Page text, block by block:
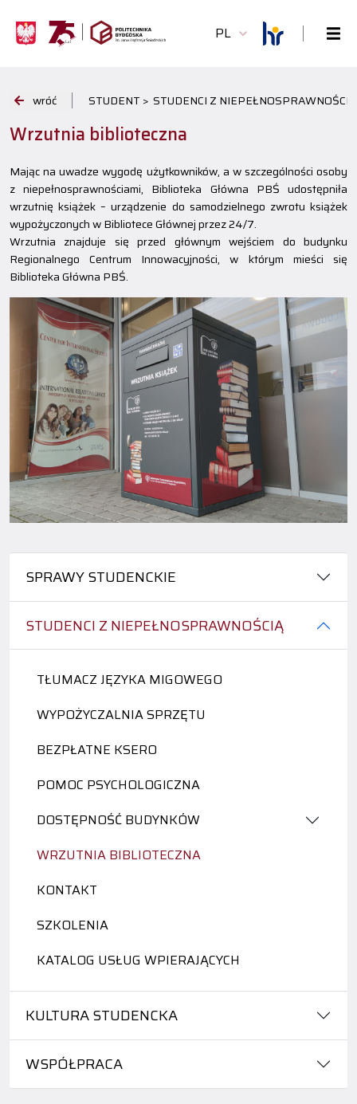
PL
wróć STUDENT > STUDENCI Z
SPRAWY STUDENCKIE
STUDENCI Z NIEPEŁNOSPRAWNOŚCIĄ
TŁUMACZ JĘZYKA MIGOWEGO
WYPOŻYCZALNIA SPRZĘTU
BEZPŁATNE KSERO
POMOC PSYCHOLOGICZNA
DOSTĘPNOŚĆ BUDYNKÓW
WRZUTNIA BIBLIOTECZNA
KONTAKT
SZKOLENIA
KATALOG USŁUG WPIERAJĄCYCH
KULTURA STUDENCKA
WSPÓŁPRACA
Wrzutnia biblioteczna
Mając na uwadze wygodę użytkowników, a w szczególności osoby
z niepełnosprawnościami, Biblioteka Główna PBŚ udostępniła
wrzutnię książek – urządzenie do samodzielnego zwrotu książek
wypożyczonych w Bibliotece Głównej przez 24/7.
Wrzutnia znajduje się przed głównym wejściem do budynku
Regionalnego Centrum Innowacyjności, w którym mieści się
Biblioteka Główna PBŚ.